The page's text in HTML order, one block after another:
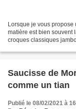
Lorsque je vous propose
matière est bien souvent
croques classiques
Saucisse de
comme un tian
Publié le 08/02/2021 à